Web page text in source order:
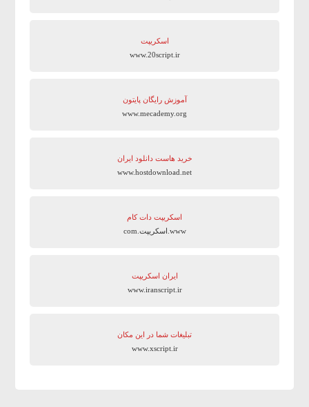
اسکریپت
www.20script.ir
آموزش رایگان پایتون
www.mecademy.org
خرید هاست دانلود ایران
www.hostdownload.net
اسکریپت دات کام
www.اسکریپت.com
ایران اسکریپت
www.iranscript.ir
تبلیغات شما در این مکان
www.xscript.ir